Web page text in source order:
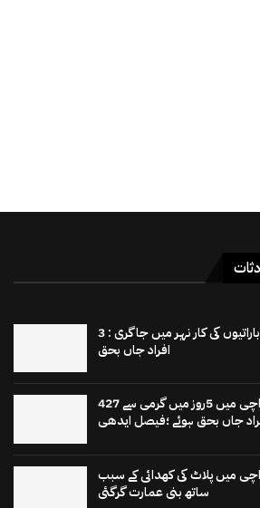
باراتیوں کی کار نہر میں جاگری : 3
افراد جاں بحق
کراچی میں 5روز میں گرمی سے 427
جاں بحق ہوئے ؛فیصل ایدھی
میں پلاٹ کی کھدائی کے سبب
ساتھ بنی عمارت گرگئی